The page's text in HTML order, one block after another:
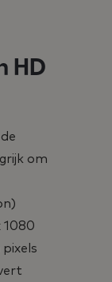
HD
om
1080